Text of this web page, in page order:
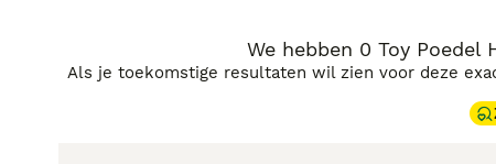
We hebben 0 Toy
Als je toekomstige resultaten wil zien voor deze